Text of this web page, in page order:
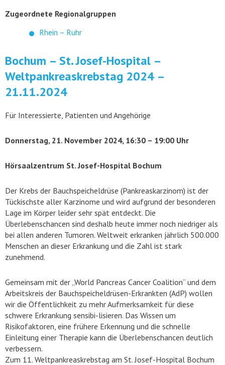
Zugeordnete Regionalgruppen
Rhein – Ruhr
Bochum – St. Josef-Hospital –
Weltpankreaskrebstag 2024 –
21.11.2024
Für Interessierte, Patienten und Angehörige
Donnerstag, 21. November 2024, 16:30 – 19:00 Uhr
Hörsaalzentrum St. Josef-Hospital Bochum
Der Krebs der Bauchspeicheldrüse (Pankreaskarzinom) ist der
Tückischste aller Karzinome und wird aufgrund der besonderen
Lage im Körper leider sehr spät entdeckt. Die
Überlebenschancen sind deshalb heute immer noch niedriger als
bei allen anderen Tumoren. Weltweit erkranken jährlich 500.000
Menschen an dieser Erkrankung und die Zahl ist stark
zunehmend.
Gemeinsam mit der „World Pancreas Cancer Coalition“ und dem
Arbeitskreis der Bauchspeicheldrüsen-Erkrankten (AdP) wollen
wir die Öffentlichkeit zu mehr Aufmerksamkeit für diese
schwere Erkrankung sensibi-lisieren. Das Wissen um
Risikofaktoren, eine frühere Erkennung und die schnelle
Einleitung einer Therapie kann die Überlebenschancen deutlich
verbessern.
Zum 11. Weltpankreaskrebstag am St. Josef-Hospital Bochum